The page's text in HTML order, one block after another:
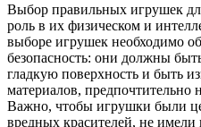
Выбор правильных игрушек
роль в их физическом и
выборе игрушек необходимо
безопасность: они должны
гладкую поверхность и быть
материалов, предпочтительно
Важно, чтобы игрушки были
вредных красителей, не имели